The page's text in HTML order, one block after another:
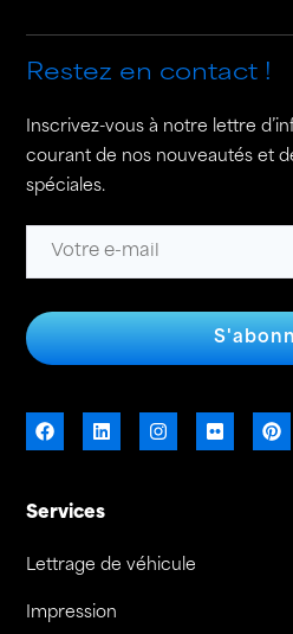
Restez en contact !
Inscrivez-vous à notre lettre
courant de nos nouveautés et
spéciales.
Services
Lettrage de véhicule
Impression